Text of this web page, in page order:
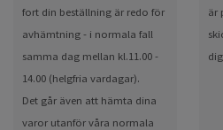
fort din beställning är redo för
avhämtning - i normala fall
samma dag mellan kl.11.00 -
14.00 (helgfria vardagar).
Det går även att hämta dina
varor utanför våra normala
är